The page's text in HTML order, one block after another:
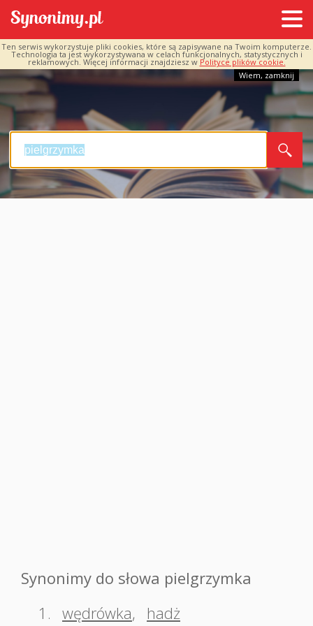
Ten serwis wykorzystuje pliki cookies, które są zapisywane na Twoim komputerze.
Technologia ta jest wykorzystywana w celach funkcjonalnych, statystycznych i
reklamowych. Więcej informacji znajdziesz w Polityce plików cookie.
Wiem, zamknij
Synonimy do słowa pielgrzymka
1. wędrówka, hadż